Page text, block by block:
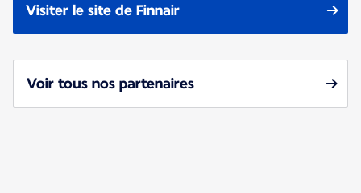
Visiter le site de Finnair
Voir tous nos partenaires